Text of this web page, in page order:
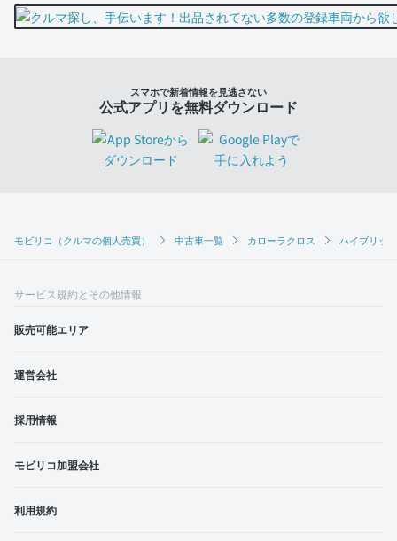
モビリコ（クルマの個人売買） 中古車一覧 カローラクロス ハイブリッ
スマホで新着情報を見逃さない
公式アプリを無料ダウンロード
サービス規約とその他情報
販売可能エリア
運営会社
採用情報
モビリコ加盟会社
利用規約